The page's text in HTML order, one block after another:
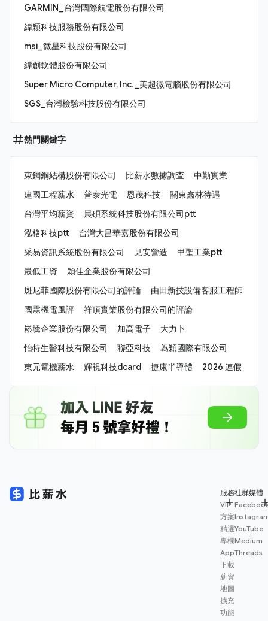
GARMIN_台灣國際航電股份有限公司
緯穎科技服務股份有限公司
msi_微星科技股份有限公司
緯創軟體股份有限公司
Super Micro Computer, Inc._美超微電腦股份有限公司
SGS_台灣檢驗科技股份有限公司
熱門關鍵字
東鋼鋼結構股份有限公司 比薪水數據調查
中勤實業
建國工程薪水
普泰光電 恩茂科技
關東鑫林待遇
台灣平均薪資
晨碩系統科技股份有限公司ptt
泓格科技ptt
台灣大昌華嘉股份有限公司
采易資訊系統股份有限公司
見安營造
甲聖工業ptt
最低工資
穎佳企業股份有限公司
斑尼菲國際股份有限公司的評論
由田新技設備客服工程師
國霖機電風評
祥頂實業股份有限公司的評論
崧騰企業股份有限公司
加高電子
大力卜
怡特生醫科技有限公司
聯亞科技
為穎國際有限公司
東元電機薪水
輝視科技dcard 捷康半導體 2026 連假
服務
VIP
方案
精選
專欄
App
下載
薪資
地圖
擴充
功能
社群媒體
YouTube
Medium
Threads